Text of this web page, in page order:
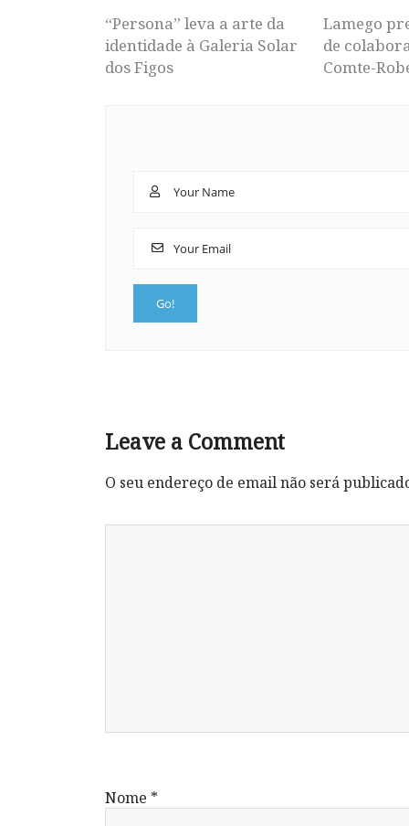
“Persona” leva a arte da
identidade à Galeria Solar
dos Figos
Lamego
de
Comte-
Leave a Comment
O seu endereço de email não será
Nome *